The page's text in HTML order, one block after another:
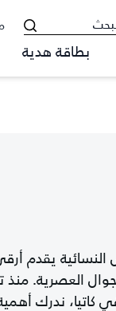
بطاقة هدية
يقدم
العصرية.
كاتيا، ندرك